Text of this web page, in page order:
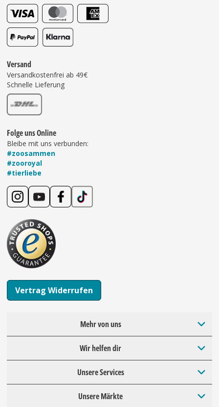
Versand
Versandkostenfrei ab 49€
Schnelle Lieferung
Folge uns Online
Bleibe mit uns verbunden:
#zoosammen
#zooroyal
#tierliebe
Vertrag Widerrufen
Mehr von uns
Wir helfen dir
Unsere Services
Unsere Märkte